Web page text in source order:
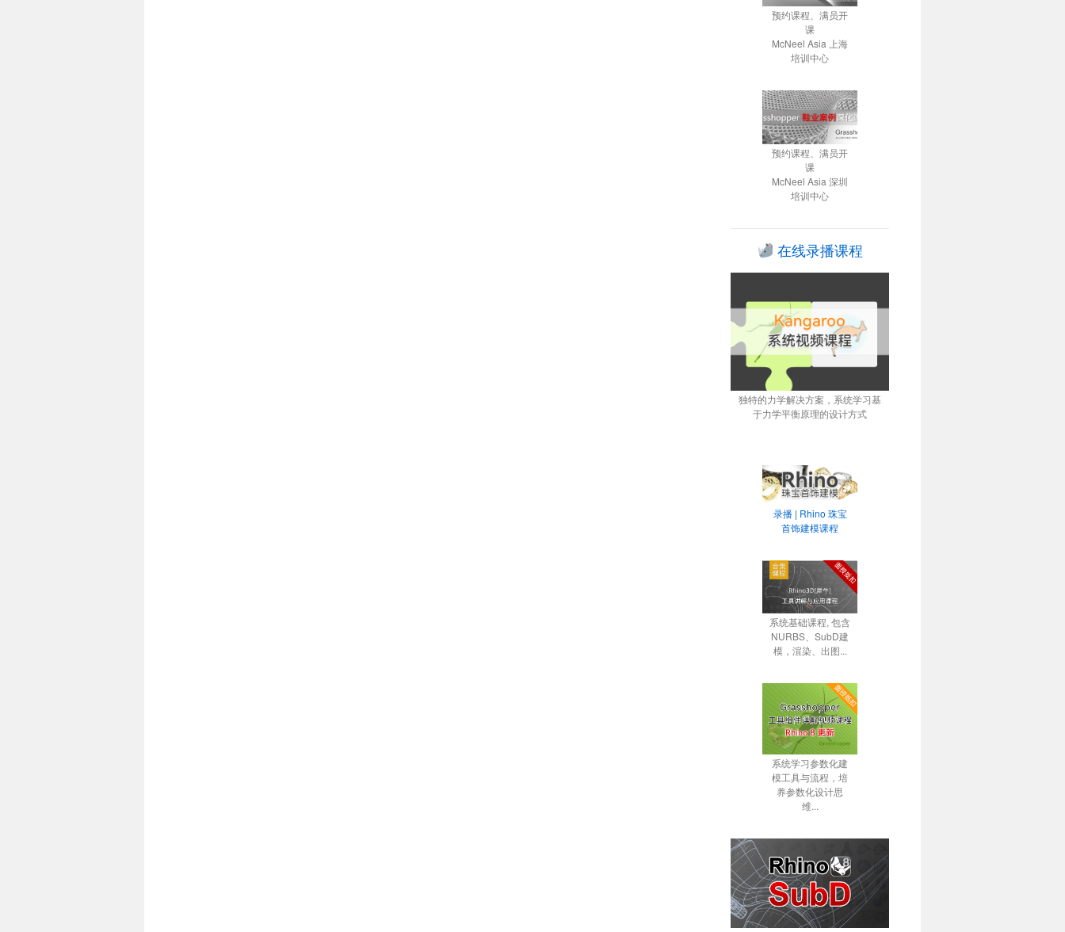
预约课程、满员开
课
McNeel Asia 上海
培训中心
预约课程、满员开
课
McNeel Asia 深圳
培训中心
在线录播课程
独特的力学解决方案，系统学习基
于力学平衡原理的设计方式
录播 | Rhino 珠宝
首饰建模课程
系统基础课程, 包含
NURBS、SubD建
模，渲染、出图...
系统学习参数化建
模工具与流程，培
养参数化设计思
维...